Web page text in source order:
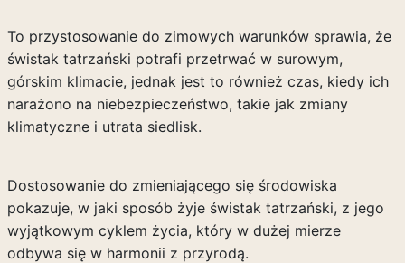
To przystosowanie do zimowych warunków sprawia, że
świstak tatrzański potrafi przetrwać w surowym,
górskim klimacie, jednak jest to również czas, kiedy ich
narażono na niebezpieczeństwo, takie jak zmiany
klimatyczne i utrata siedlisk.
Dostosowanie do zmieniającego się środowiska
pokazuje, w jaki sposób żyje świstak tatrzański, z jego
wyjątkowym cyklem życia, który w dużej mierze
odbywa się w harmonii z przyrodą.